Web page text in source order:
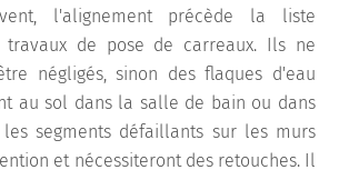
l'alignement précède la liste
travaux de pose de carreaux. Ils ne
négligés, sinon des flaques d'eau
au sol dans la salle de bain ou dans
les segments défaillants sur les murs
et nécessiteront des retouches. Il